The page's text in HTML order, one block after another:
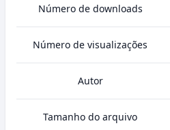
Número de downloads
Número de visualizações
Autor
Tamanho do arquivo